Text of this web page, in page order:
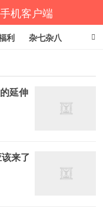
机客户端
利 杂七杂八
延伸
来了